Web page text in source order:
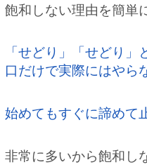
飽和しない理由を簡単
「せどり」「せどり」
口だけで実際にはやら
始めてもすぐに諦めて
非常に多いから飽和し